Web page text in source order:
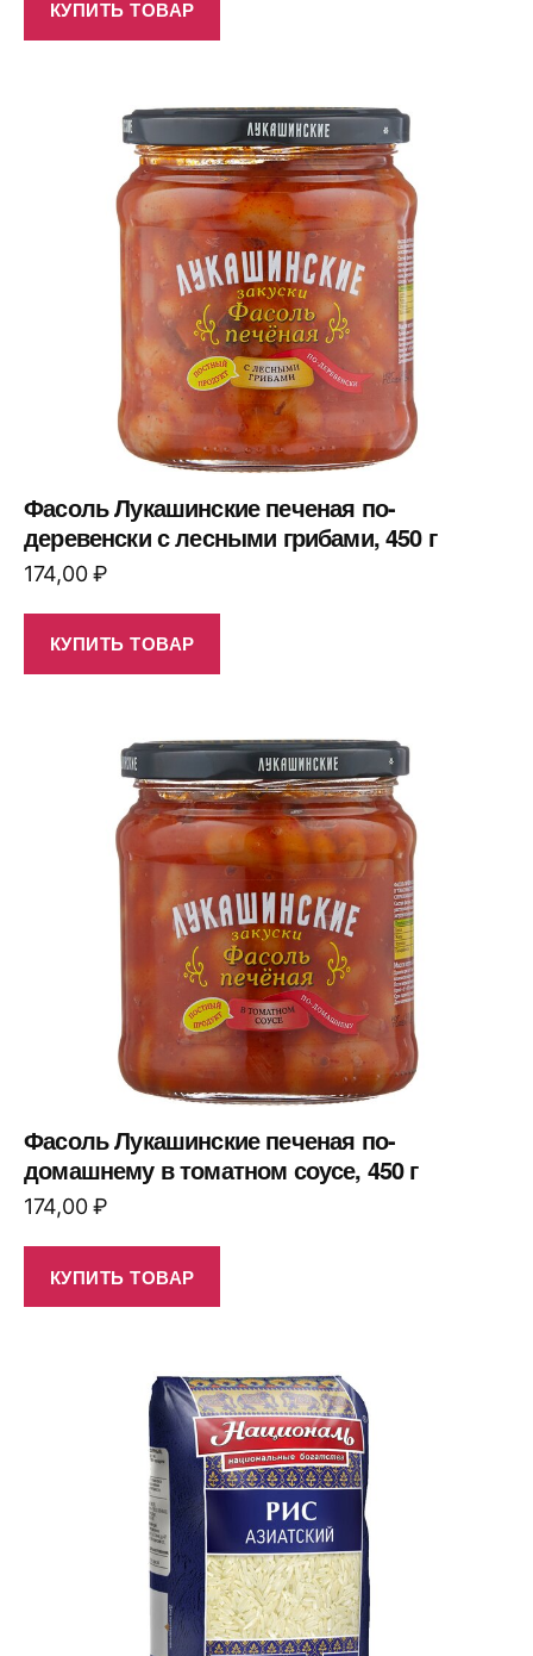
КУПИТЬ ТОВАР
Фасоль Лукашинские печеная по-
деревенски с лесными грибами, 450 г
174,00₽
КУПИТЬ ТОВАР
Фасоль Лукашинские печеная по-
домашнему в томатном соусе, 450 г
174,00₽
КУПИТЬ ТОВАР